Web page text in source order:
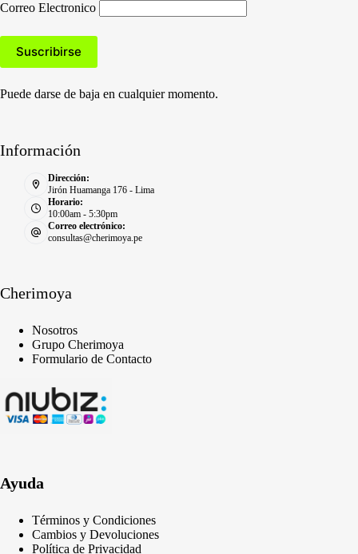
Correo Electronico
Puede darse de baja en cualquier momento.
Información
Dirección:
Jirón Huamanga 176 - Lima
Horario:
10:00am - 5:30pm
Correo electrónico:
consultas@cherimoya.pe
Cherimoya
Nosotros
Grupo Cherimoya
Formulario de Contacto
Ayuda
Términos y Condiciones
Cambios y Devoluciones
Política de Privacidad